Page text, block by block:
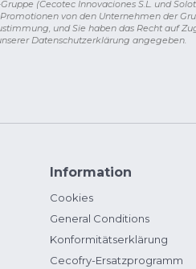
(Cecotec Innovaciones S.L. und
von den Unternehmen der
und Sie haben das Recht auf
Datenschutzerklärung angegeben.
Information
Cookies
General Conditions
Konformitätserklärung
Cecofry-Ersatzprogramm